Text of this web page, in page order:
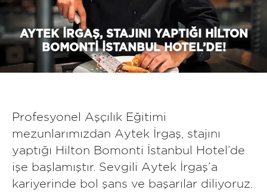
AYTEK İRGAŞ, STAJINI YAPTIĞI HILTON
BOMONTI İSTANBUL HOTEL’DE!
Profesyonel Aşçılık Eğitimi
mezunlarımızdan Aytek İrgaş, stajını
yaptığı Hilton Bomonti İstanbul Hotel’de
işe başlamıştır. Sevgili Aytek İrgaş’a
kariyerinde bol şans ve başarılar diliyoruz.